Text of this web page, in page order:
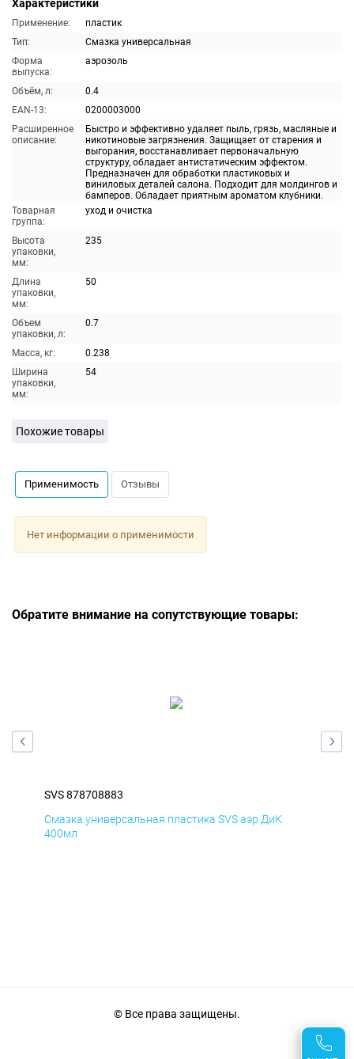
Характеристики
Применение:
пластик
Тип:
Смазка универсальная
Форма
выпуска:
аэрозоль
Объём, л:
0.4
EAN-13:
0200003000
Расширенное
описание:
Быстро и эффективно удаляет пыль, грязь, масляные и
никотиновые загрязнения. Защищает от старения и
выгорания, восстанавливает первоначальную
структуру, обладает антистатическим эффектом.
Предназначен для обработки пластиковых и
виниловых деталей салона. Подходит для молдингов и
бамперов. Обладает приятным ароматом клубники.
Товарная
группа:
уход и очистка
Высота
упаковки,
мм:
235
Длина
упаковки,
мм:
50
Объем
упаковки, л:
0.7
Масса, кг:
0.238
Ширина
упаковки,
мм:
54
Похожие товары
Применимость Отзывы
Нет информации о применимости
Обратите внимание на сопутствующие товары:
SVS 878708883
Смазка универсальная пластика SVS аэр ДиК
400мл
© Все права защищены.